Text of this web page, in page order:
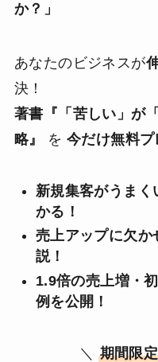
か？」
あなたのビジネスが
決！
著書『「苦しい」が
略』
を 今だけ無料プ
新規集客がうま
かる！
売上アップに欠か
説！
1.9倍の売上増・
例を公開！
＼ 期間限